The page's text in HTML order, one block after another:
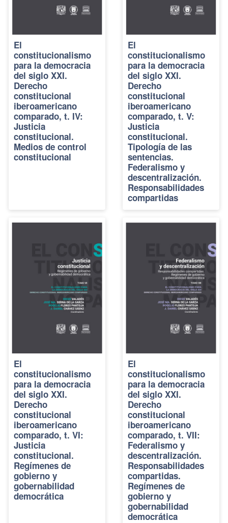
El
constitucionalismo
para la democracia
del siglo XXI.
Derecho
constitucional
iberoamericano
comparado, t. IV:
Justicia
constitucional.
Medios de control
constitucional
El
constitucionalismo
para la democracia
del siglo XXI.
Derecho
constitucional
iberoamericano
comparado, t. V:
Justicia
constitucional.
Tipología de las
sentencias.
Federalismo y
descentralización.
Responsabilidades
compartidas
El
constitucionalismo
para la democracia
del siglo XXI.
Derecho
constitucional
iberoamericano
comparado, t. VI:
Justicia
constitucional.
Regímenes de
gobierno y
gobernabilidad
democrática
El
constitucionalismo
para la democracia
del siglo XXI.
Derecho
constitucional
iberoamericano
comparado, t. VII:
Federalismo y
descentralización.
Responsabilidades
compartidas.
Regímenes de
gobierno y
gobernabilidad
democrática